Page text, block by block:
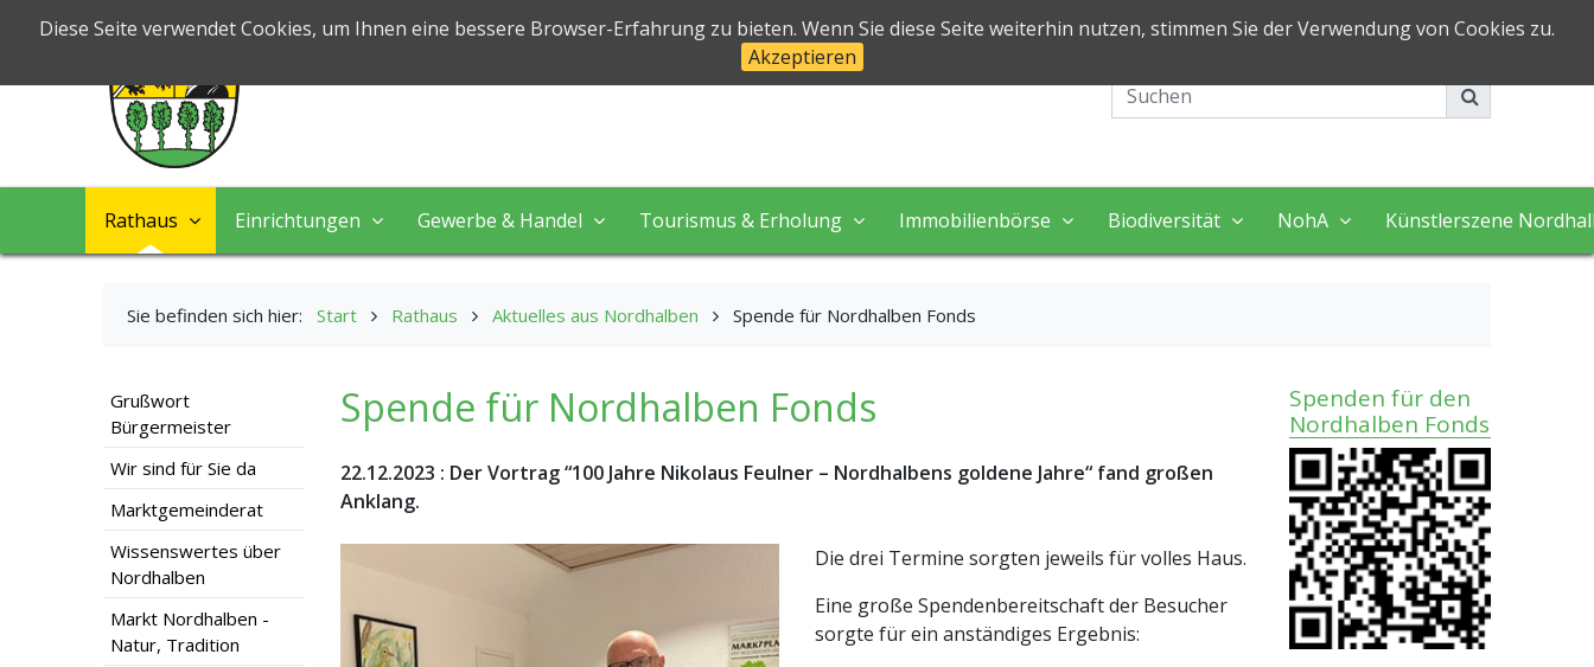
Diese Seite verwendet Cookies, um Ihnen eine bessere Browser-Erfahrung zu bieten. Wenn Sie diese Seite weiterhin nutzen, stimmen Sie der Verwendung von Cookies zu.
Akzeptieren
Markt Nordhalben
Leben & Arbeiten in perfekter Natur!
Impressum Kontakt
Rathaus Einrichtungen Gewerbe & Handel Tourismus & Erholung Immobilienbörse Biodiversität NohA Künstlerszene
Sie befinden sich hier: Start Rathaus Aktuelles aus Nordhalben Spende für Nordhalben Fonds
Grußwort
Bürgermeister
Wir sind für Sie da
Marktgemeinderat
Wissenswertes über
Nordhalben
Markt Nordhalben -
Natur, Tradition
Spende für Nordhalben Fonds
22.12.2023 : Der Vortrag “100 Jahre Nikolaus Feulner – Nordhalbens goldene Jahre“ fand großen
Anklang.
Die drei Termine sorgten jeweils für volles Haus.
Eine große Spendenbereitschaft der Besucher
sorgte für ein anständiges Ergebnis:
Spenden für den
Nordhalben Fonds